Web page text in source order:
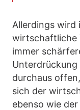
Allerdings wird
wirtschaftliche
immer
durchaus
sich der
ebenso wie